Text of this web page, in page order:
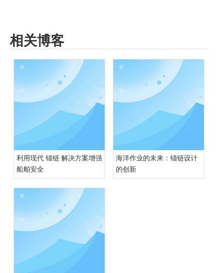
相关博客
利用现代 锚链 解决方案增强
船舶安全
海洋作业的未来：锚链设计
的创新